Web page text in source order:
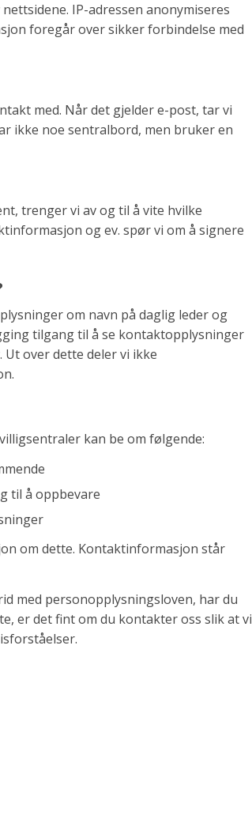
IP-adressen anonymiseres
foregår over sikker forbindelse med
med. Når det gjelder e-post, tar vi
ikke noe sentralbord, men bruker en
trenger vi av og til å vite hvilke
og ev. spør vi om å signere
om navn på daglig leder og
tilgang til å se kontaktopplysninger
over dette deler vi ikke
kan be om følgende:
til å oppbevare
om dette. Kontaktinformasjon står
med personopplysningsloven, har du
er det fint om du kontakter oss slik at vi